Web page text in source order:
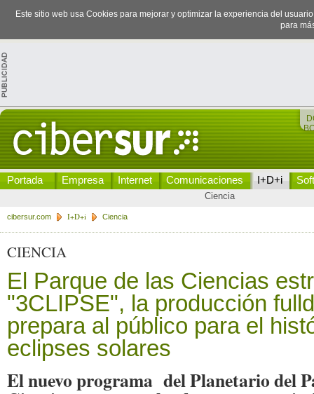
Este sitio web usa Cookies para mejorar y optimizar la experiencia del
para
Portada Empresa Internet Comunicaciones I+D+i
Ciencia
cibersur.com I+D+i Ciencia
CIENCIA
El Parque de las Ciencias
"3CLIPSE", la producción
prepara al público para el
eclipses solares
El nuevo programa del Planetario del